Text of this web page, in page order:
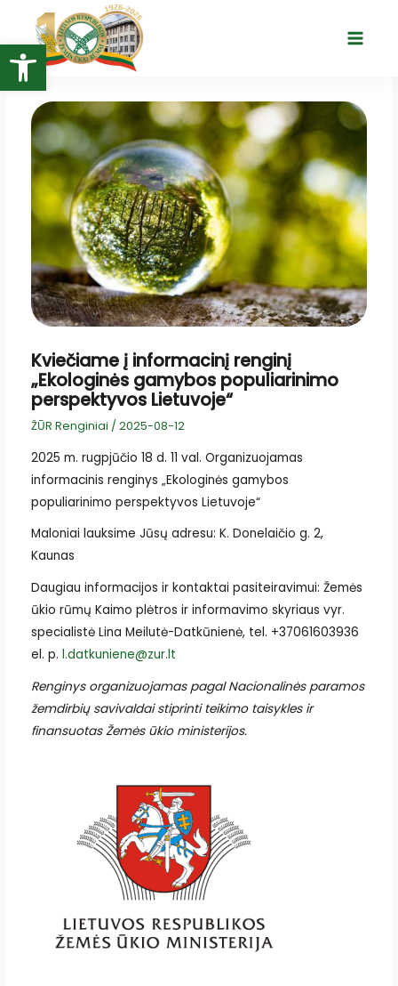
Open toolbar
turinio
Main
Kviečiame į informacinį renginį
„Ekologinės gamybos populiarinimo
perspektyvos Lietuvoje“
ŽŪR Renginiai / 2025-08-12
2025 m. rugpjūčio 18 d. 11 val. Organizuojamas
informacinis renginys „Ekologinės gamybos
populiarinimo perspektyvos Lietuvoje“
Maloniai lauksime Jūsų adresu: K. Donelaičio g. 2,
Kaunas
Daugiau informacijos ir kontaktai pasiteiravimui: Žemės
ūkio rūmų Kaimo plėtros ir informavimo skyriaus vyr.
specialistė Lina Meilutė-Datkūnienė, tel. +37061603936
el. p. l.datkuniene@zur.lt
Renginys organizuojamas pagal Nacionalinės paramos
žemdirbių savivaldai stiprinti teikimo taisykles ir
finansuotas Žemės ūkio ministerijos.